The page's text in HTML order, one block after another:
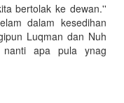
bertolak ke dewan.''
dalam kesedihan
Luqman dan Nuh
nanti apa pula ynag